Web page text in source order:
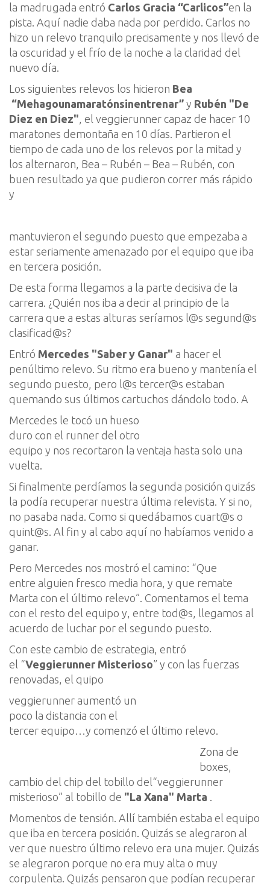
la madrugada entró Carlos Gracia “Carlicos”en la
pista. Aquí nadie daba nada por perdido. Carlos no
hizo un relevo tranquilo precisamente y nos llevó de
la oscuridad y el frío de la noche a la claridad del
nuevo día.
Los siguientes relevos los hicieron Bea
“Mehagounamaratónsinentrenar” y Rubén "De
Diez en Diez" el veggierunner capaz de hacer 10
maratones demontaña en 10 días Partieron el
tiempo de cada uno de los relevos por la mitad y
los alternaron, Bea – Rubén – Bea – Rubén, con
buen resultado ya que pudieron correr más rápido
y
mantuvieron el segundo puesto que empezaba a
estar seriamente amenazado por el equipo que iba
en tercera posición.
De esta forma llegamos a la parte decisiva de la
carrera. ¿Quién nos iba a decir al principio de la
carrera que a estas alturas seríamos l@s segund@s
clasificad@s?
Entró Mercedes "Saber y Ganar" a hacer el
penúltimo relevo. Su ritmo era bueno y mantenía el
segundo puesto, pero l@s tercer@s estaban
quemando sus últimos cartuchos dándolo todo. A
Mercedes le tocó un hueso
duro con el runner del otro
equipo y nos recortaron la ventaja hasta solo una
vuelta.
Si finalmente perdíamos la segunda posición quizás
la podía recuperar nuestra última relevista. Y si no,
no pasaba nada. Como si quedábamos cuart@s o
quint@s . Al fin y al cabo aquí no habíamos venido a
ganar.
Pero Mercedes nos mostró el camino: “Que
entre alguien fresco media hora, y que remate
Marta con el último relevo”. Comentamos el tema
con el resto del equipo y, entre tod@s , llegamos al
acuerdo de luchar por el segundo puesto.
Con este cambio de estrategia, entró
el “Veggierunner Misterioso” y con las fuerzas
renovadas, el quipo
veggierunner aumentó un
poco la distancia con el
tercer equipo…y comenzó el último relevo.
Zona de
boxes,
cambio del chip del tobillo del“veggierunner
misterioso” al tobillo de "La Xana" Marta
Momentos de tensión. Allí también estaba el equipo
que iba en tercera posición. Quizás se alegraron al
ver que nuestro último relevo era una mujer. Quizás
se alegraron porque no era muy alta o muy
corpulenta. Quizás pensaron que podían recuperar